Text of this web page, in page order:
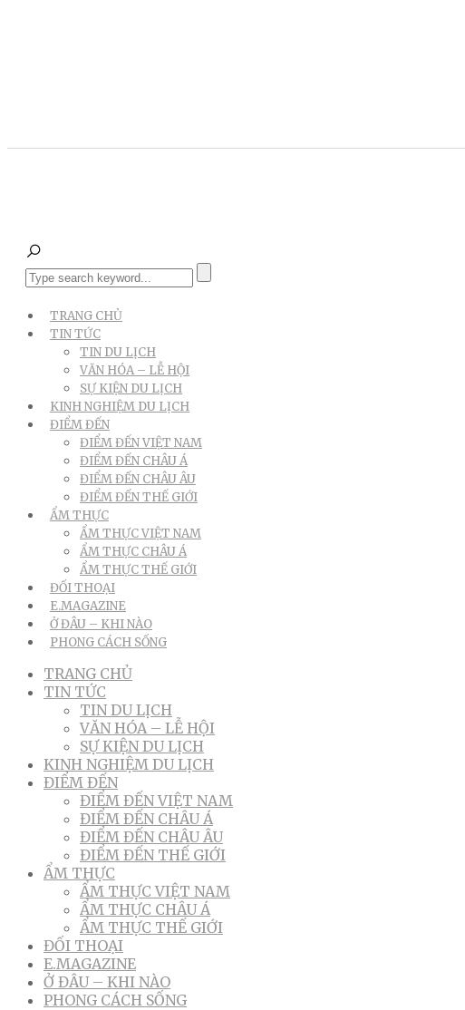
TRANG CHỦ
TIN TỨC
TIN DU LỊCH
VĂN HÓA – LỄ HỘI
SỰ KIỆN DU LỊCH
KINH NGHIỆM DU LỊCH
ĐIỂM ĐẾN
ĐIỂM ĐẾN VIỆT NAM
ĐIỂM ĐẾN CHÂU Á
ĐIỂM ĐẾN CHÂU ÂU
ĐIỂM ĐẾN THẾ GIỚI
ẨM THỰC
ẨM THỰC VIỆT NAM
ẨM THỰC CHÂU Á
ẨM THỰC THẾ GIỚI
ĐỐI THOẠI
E.MAGAZINE
Ở ĐÂU – KHI NÀO
PHONG CÁCH SỐNG
TRANG CHỦ
TIN TỨC
TIN DU LỊCH
VĂN HÓA – LỄ HỘI
SỰ KIỆN DU LỊCH
KINH NGHIỆM DU LỊCH
ĐIỂM ĐẾN
ĐIỂM ĐẾN VIỆT NAM
ĐIỂM ĐẾN CHÂU Á
ĐIỂM ĐẾN CHÂU ÂU
ĐIỂM ĐẾN THẾ GIỚI
ẨM THỰC
ẨM THỰC VIỆT NAM
ẨM THỰC CHÂU Á
ẨM THỰC THẾ GIỚI
ĐỐI THOẠI
E.MAGAZINE
Ở ĐÂU – KHI NÀO
PHONG CÁCH SỐNG